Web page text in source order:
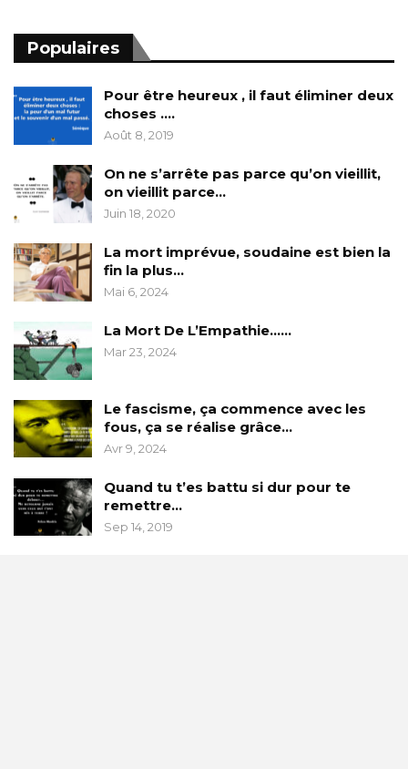
Populaires
Pour être heureux , il faut éliminer deux
choses ….
Août 8, 2019
On ne s’arrête pas parce qu’on vieillit,
on vieillit parce…
Juin 18, 2020
La mort imprévue, soudaine est bien la
fin la plus…
Mai 6, 2024
La Mort De L’Empathie……
Mar 23, 2024
Le fascisme, ça commence avec les
fous, ça se réalise grâce…
Avr 9, 2024
Quand tu t’es battu si dur pour te
remettre…
Sep 14, 2019